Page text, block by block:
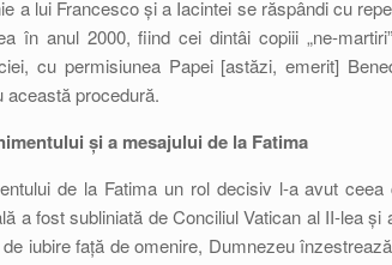
a lui Francesco și a Iacintei se răspândi cu
în anul 2000, fiind cei dintâi copiii „ne-
cu permisiunea Papei [astăzi, emerit]
această procedură.
și a mesajului de la Fatima
de la Fatima un rol decisiv l-a avut
a fost subliniată de Conciliul Vatican al II-lea
iubire față de omenire, Dumnezeu